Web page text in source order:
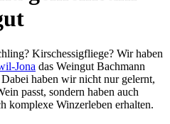
Kirschessigfliege? Wir haben
Jona das Weingut Bachmann
Dabei haben wir nicht nur gelernt,
passt, sondern haben auch
komplexe Winzerleben erhalten.